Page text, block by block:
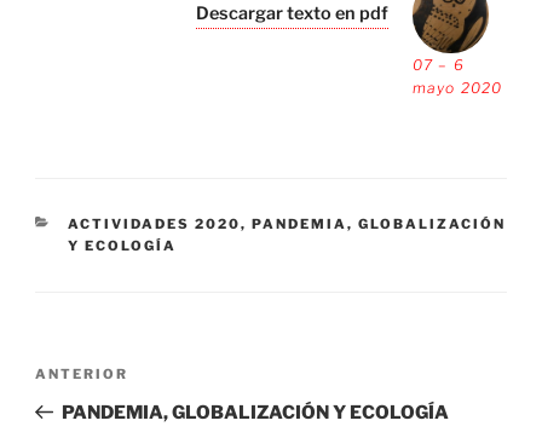
07 – 6
mayo 2020
Descargar texto en pdf
CATEGORÍAS
ACTIVIDADES 2020,PANDEMIA, GLOBALIZACIÓN
Y ECOLOGÍA
Navegación
Entrada
anterior:
ANTERIOR
PANDEMIA, GLOBALIZACIÓN Y ECOLOGÍA